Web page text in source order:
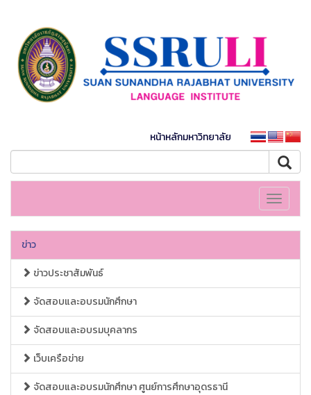
หน้าหลักมหาวิทยาลัย
Toggle
ข่าว
ข่าวประชาสัมพันธ์
จัดสอบและอบรมนักศึกษา
จัดสอบและอบรมบุคลากร
เว็บเครือข่าย
จัดสอบและอบรมนักศึกษา ศูนย์การศึกษาอุดรธานี